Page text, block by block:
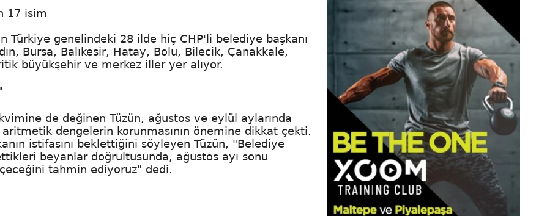
17 isim
Türkiye genelindeki 28 ilde hiç CHP'li belediye başkanı
Bursa, Balıkesir, Hatay, Bolu, Bilecik, Çanakkale,
büyükşehir ve merkez iller yer alıyor.
de değinen Tüzün, ağustos ve eylül aylarında
dengelerin korunmasının önemine dikkat çekti.
istifasını beklettiğini söyleyen Tüzün, "Belediye
beyanlar doğrultusunda, ağustos ayı sonu
tahmin ediyoruz" dedi.